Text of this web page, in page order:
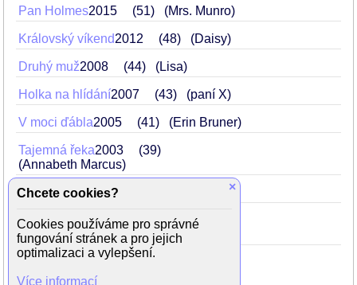
Pan Holmes2015 51 (Mrs. Munro)
Královský víkend2012 48 (Daisy)
Druhý muž2008 44 (Lisa)
Holka na hlídání2007 43 (paní X)
V moci ďábla2005 41 (Erin Bruner)
Tajemná řeka2003
39
(Annabeth Marcus)
Láska nebeská2003
Proroctví z temnot2002
38
(Connie Parker)
Truman show 1998
(Meryl Burbank / Hannah Gill)
×
Chcete cookies?
Cookies používáme pro správné
fungování stránek a pro jejich
optimalizaci a vylepšení.
Více informací